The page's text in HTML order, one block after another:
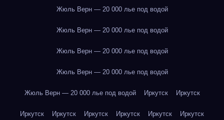
Жюль Верн — 20 000 лье под водой
Жюль Верн — 20 000 лье под водой
Жюль Верн — 20 000 лье под водой
Жюль Верн — 20 000 лье под водой
Жюль Верн — 20 000 лье под водой Иркутск Иркутск
Иркутск Иркутск Иркутск Иркутск Иркутск Иркутск